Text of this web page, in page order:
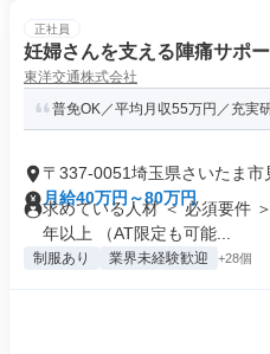
正社員
妊婦さんを支える陣痛サポ
東洋交通株式会社
普免OK／平均月収55万円／充実
〒337-0051埼玉県さいたま市
月給40万円～80万円
求めている人材 ＜ 必須要件
年以上 （AT限定も可能...
制服あり 業界未経験歓迎 +28個